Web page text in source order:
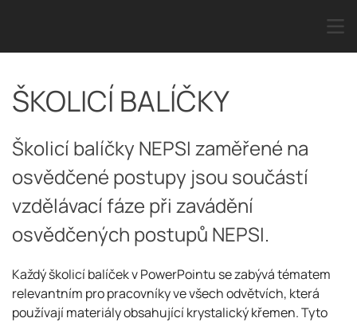
ŠKOLICÍ BALÍČKY
Školicí balíčky NEPSI zaměřené na
osvědčené postupy jsou součástí
vzdělávací fáze při zavádění
osvědčených postupů NEPSI.
Každý školicí balíček v PowerPointu se zabývá tématem
relevantním pro pracovníky ve všech odvětvích, která
používají materiály obsahující krystalický křemen. Tyto